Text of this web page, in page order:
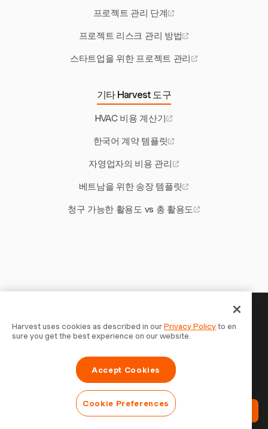
프로젝트 관리 단계
프로젝트 리스크 관리 방법
스타트업을 위한 프로젝트 관리
기타 Harvest 도구
HVAC 비용 계산기
한국어 계약 템플릿
자영업자의 비용 관리
베트남을 위한 송장 템플릿
청구 가능한 활용도 vs 총 활용도
당신의 시간은 기록할 가치가 있
습니다 — 지금 시작하세요
Harvest로 시간을 추적하고, 고객에게 청구하고, 더 빠르게
결제를 받는 70,000개 이상의 기업에 합류하세요. 무료 체험,
Harvest uses cookies as described in ourPrivacy Policyto en
sure you get the best experience on our website.
Accept Cookies
Cookie Preferences